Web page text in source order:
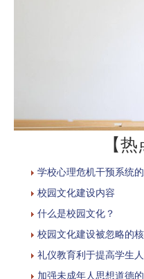
【
学校心理危机干预系统
校园文化建设内容
什么是校园文化？
校园文化建设被忽略的
礼仪教育利于提高学生
加强未成年人思想道德